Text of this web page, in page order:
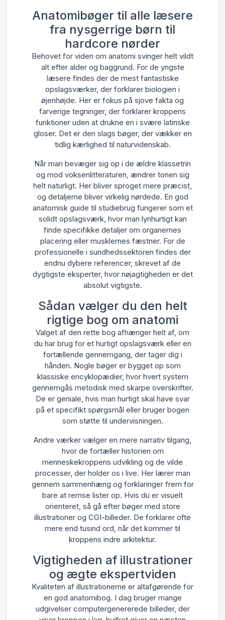
Anatomibøger til alle læsere
fra nysgerrige børn til
hardcore nørder
Behovet for viden om anatomi svinger helt vildt
alt efter alder og baggrund. For de yngste
læsere findes der de mest fantastiske
opslagsværker, der forklarer biologien i
øjenhøjde. Her er fokus på sjove fakta og
farverige tegninger, der forklarer kroppens
funktioner uden at drukne en i svære latinske
gloser. Det er den slags bøger, der vækker en
tidlig kærlighed til naturvidenskab.
Når man bevæger sig op i de ældre klassetrin
og mod voksenlitteraturen, ændrer tonen sig
helt naturligt. Her bliver sproget mere præcist,
og detaljerne bliver virkelig nørdede. En god
anatomisk guide til studiebrug fungerer som et
solidt opslagsværk, hvor man lynhurtigt kan
finde specifikke detaljer om organernes
placering eller musklernes fæstner. For de
professionelle i sundhedssektoren findes der
endnu dybere referencer, skrevet af de
dygtigste eksperter, hvor nøjagtigheden er det
absolut vigtigste.
Sådan vælger du den helt
rigtige bog om anatomi
Valget af den rette bog afhænger helt af, om
du har brug for et hurtigt opslagsværk eller en
fortællende gennemgang, der tager dig i
hånden. Nogle bøger er bygget op som
klassiske encyklopædier, hvor hvert system
gennemgås metodisk med skarpe overskrifter.
De er geniale, hvis man hurtigt skal have svar
på et specifikt spørgsmål eller bruger bogen
som støtte til undervisningen.
Andre værker vælger en mere narrativ tilgang,
hvor de fortæller historien om
menneskekroppens udvikling og de vilde
processer, der holder os i live. Her lærer man
gennem sammenhæng og forklaringer frem for
bare at remse lister op. Hvis du er visuelt
orienteret, så gå efter bøger med store
illustrationer og CGI-billeder. De forklarer ofte
mere end tusind ord, når det kommer til
kroppens indre arkitektur.
Vigtigheden af illustrationer
og ægte ekspertviden
Kvaliteten af illustrationerne er altafgørende for
en god anatomibog. I dag bruger mange
udgivelser computergenererede billeder, der